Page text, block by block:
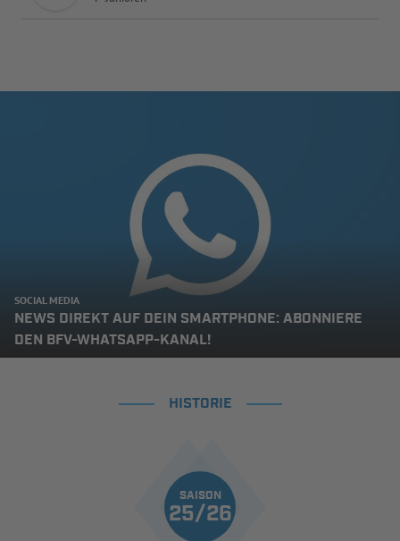
SOCIAL MEDIA
NEWS DIREKT AUF DEIN SMARTPHONE: ABONNIERE
DEN BFV-WHATSAPP-KANAL!
HISTORIE
SAISON
25/26